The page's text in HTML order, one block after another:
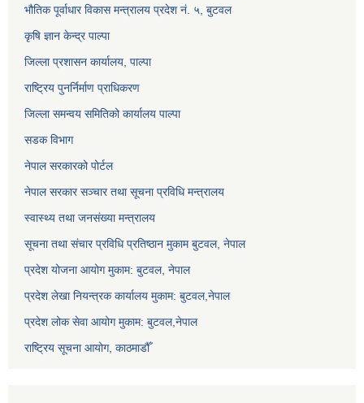
भौतिक पूर्वाधार विकास मन्त्रालय प्रदेश नं. ५, बुटवल
कृषि ज्ञान केन्द्र पाल्पा
जिल्ला प्रशासन कार्यालय, पाल्पा
राष्ट्रिय पुनर्निर्माण प्राधिकरण
जिल्ला समन्वय समितिको कार्यालय पाल्पा
सडक विभाग
नेपाल सरकारको पोर्टल
नेपाल सरकार सञ्‍चार तथा सूचना प्रविधि मन्त्रालय
स्वास्थ्य तथा जनसंख्या मन्त्रालय
सूचना तथा संचार प्रविधि प्रतिष्ठान मुकाम बुटवल, नेपाल
प्रदेश योजना आयोग मुकाम: बुटवल, नेपाल
प्रदेश लेखा नियन्त्रक कार्यालय मुकाम: बुटवल,नेपाल
प्रदेश लोक सेवा आयोग मुकाम: बुटवल,नेपाल
राष्ट्रिय सूचना आयोग, काठमाडौँ